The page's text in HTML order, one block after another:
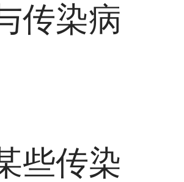
传染病
些传染